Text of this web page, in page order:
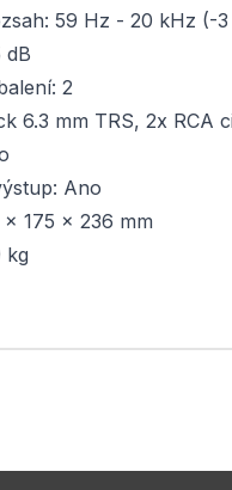
59 Hz - 20 kHz (-3
dB
2
6.3 mm TRS, 2x RCA
Ano
175 × 236 mm
kg